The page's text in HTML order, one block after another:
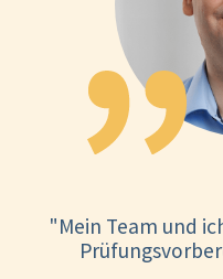
"Mein Team und